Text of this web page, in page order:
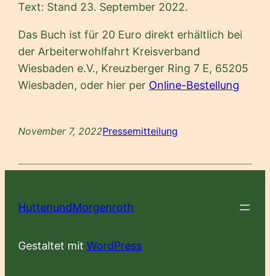
Text: Stand 23. September 2022.
Das Buch ist für 20 Euro direkt erhältlich bei
der Arbeiterwohlfahrt Kreisverband
Wiesbaden e.V., Kreuzberger Ring 7 E, 65205
Wiesbaden, oder hier per Online-Bestellung
November 7, 2022Pressemitteilung
HuttenundMorgenroth
Gestaltet mitWordPress